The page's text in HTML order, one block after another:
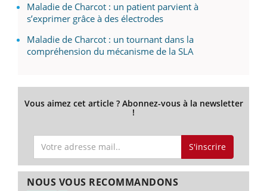
Maladie de Charcot : un patient parvient à
s’exprimer grâce à des électrodes
Maladie de Charcot : un tournant dans la
compréhension du mécanisme de la SLA
Vous aimez cet article ? Abonnez-vous à la newsletter
!
S'inscrire
NOUS VOUS RECOMMANDONS